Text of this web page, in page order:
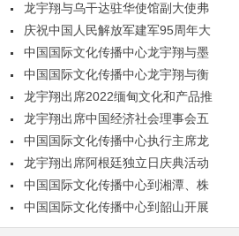
龙宇翔与乌干达驻华使馆副大使弗
庆祝中国人民解放军建军95周年大
中国国际文化传播中心龙宇翔与墨
中国国际文化传播中心龙宇翔与衡
龙宇翔出席2022缅甸文化和产品推
龙宇翔出席中国经济社会理事会五
中国国际文化传播中心执行主席龙
龙宇翔出席阿根廷独立日庆典活动
中国国际文化传播中心到湘潭、株
中国国际文化传播中心到韶山开展